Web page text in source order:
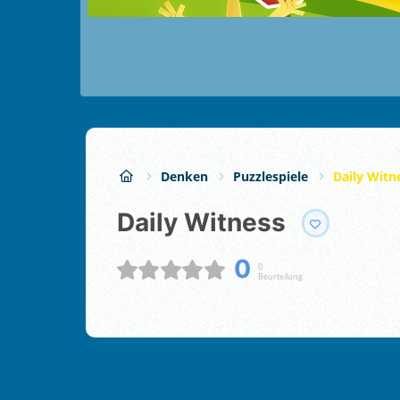
Denken Puzzlespiele Daily
Daily Witness
0
0
Beurteilung